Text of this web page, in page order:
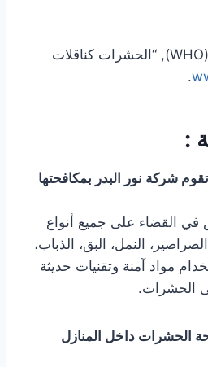
منظمة الصحة العالمية (WHO), “الحشرات كناقلات
.
:
شركة نور البدر بمكافحتها
القضاء على جميع أنواع
النمل، البق، الذباب،
مواد آمنة وتقنيات حديثة
الحشرات.
الحشرات داخل المنازل